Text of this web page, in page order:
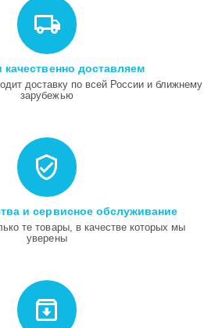
доставляем
доставку по всей России и ближнему
зарубежью
и сервисное обслуживание
те товары, в качестве которых мы
уверены